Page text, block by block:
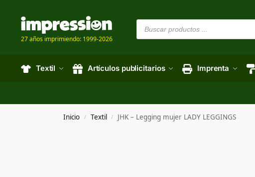
27 años imprimiendo: 1999-2026
Textil Artículos publicitarios Imprenta
Inicio / Textil / JHK – Legging mujer LADY LEGGINGS